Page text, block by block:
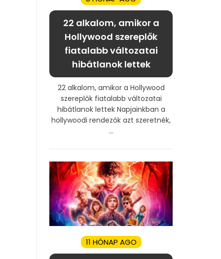
22 alkalom, amikor a
Hollywood szereplők
fiatalabb változatai
hibátlanok lettek
22 alkalom, amikor a Hollywood
szereplők fiatalabb változatai
hibátlanok lettek Napjainkban a
hollywoodi rendezők azt szeretnék,
...
11 HÓNAP AGO